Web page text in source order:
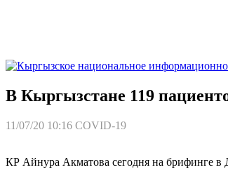
В Кыргызстане 119
11/07/20 10:16 COVID-19
КР Айнура Акматова сегодня на брифинге в